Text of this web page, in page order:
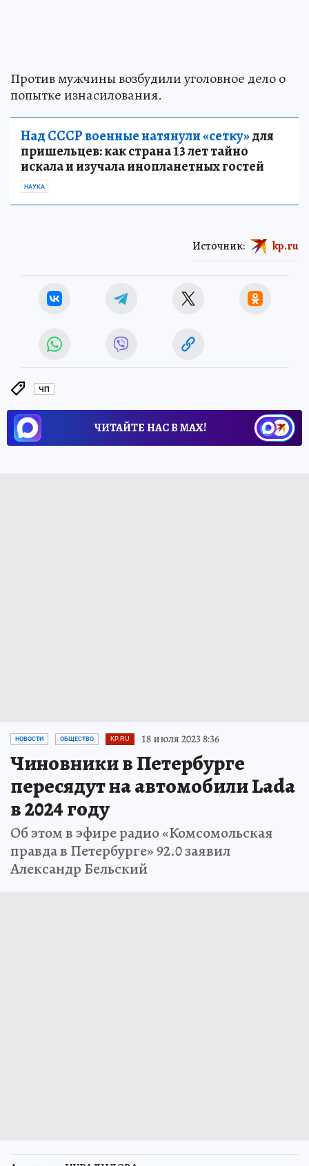
Против мужчины возбудили уголовное дело о
попытке изнасилования.
Над СССР военные натянули «сетку»для
пришельцев: как страна 13 лет тайно
искала и изучала инопланетных гостей
НАУКА
Источник: kp.ru
ЧП
ЧИТАЙТЕ НАС В МАХ!
НОВОСТИ ОБЩЕСТВО KP.RU 18 июля 2023 8:36
Чиновники в Петербурге
пересядут на автомобили Lada
в 2024 году
Об этом в эфире радио «Комсомольская
правда в Петербурге» 92.0 заявил
Александр Бельский